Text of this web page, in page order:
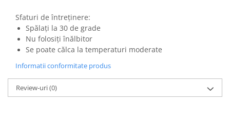
Sfaturi de întreținere:
Spălați la 30 de grade
Nu folosiți înălbitor
Se poate călca la temperaturi moderate
Informatii conformitate produs
Review-uri(0)